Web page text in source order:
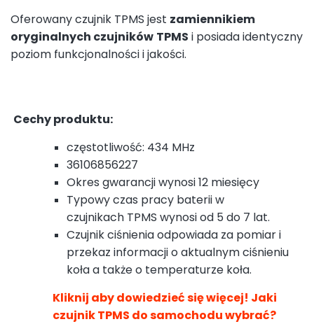
Oferowany czujnik TPMS jest zamiennikiem
oryginalnych czujników TPMS i posiada identyczny
poziom funkcjonalności i jakości.
Cechy produktu:
częstotliwość: 434 MHz
36106856227
Okres gwarancji wynosi 12 miesięcy
Typowy czas pracy baterii w
czujnikach TPMS wynosi od 5 do 7 lat.
Czujnik ciśnienia odpowiada za pomiar i
przekaz informacji o aktualnym ciśnieniu
koła a także o temperaturze koła.
Kliknij aby dowiedzieć się więcej! Jaki
czujnik TPMS do samochodu wybrać?